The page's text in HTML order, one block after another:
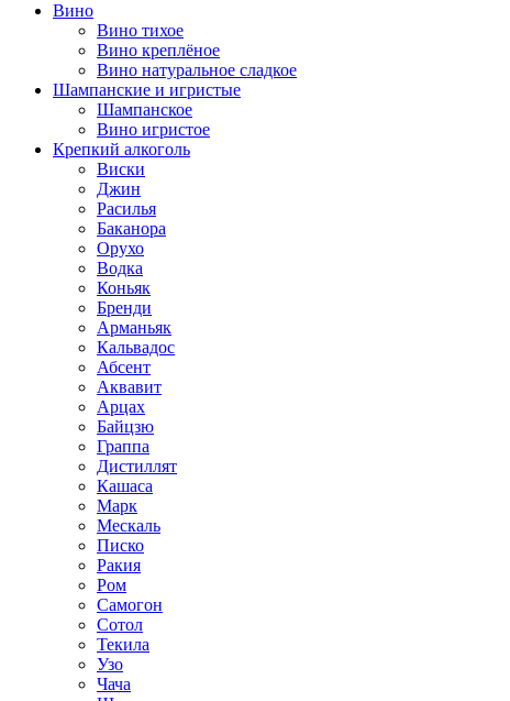
Вино
Вино тихое
Вино креплёное
Вино натуральное сладкое
Шампанские и игристые
Шампанское
Вино игристое
Крепкий алкоголь
Виски
Джин
Расилья
Баканора
Орухо
Водка
Коньяк
Бренди
Арманьяк
Кальвадос
Абсент
Аквавит
Арцах
Байцзю
Граппа
Дистиллят
Кашаса
Марк
Мескаль
Писко
Ракия
Ром
Самогон
Сотол
Текила
Узо
Чача